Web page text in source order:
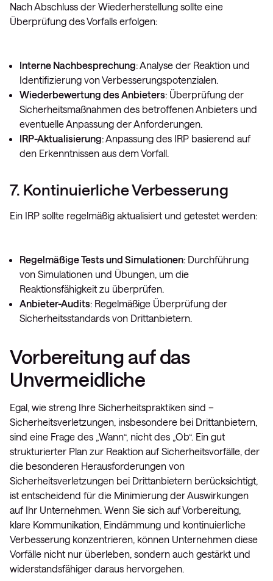
Nach Abschluss der Wiederherstellung sollte eine
Überprüfung des Vorfalls erfolgen:
Interne Nachbesprechung: Analyse der Reaktion und
Identifizierung von Verbesserungspotenzialen.
Wiederbewertung des Anbieters: Überprüfung der
Sicherheitsmaßnahmen des betroffenen Anbieters und
eventuelle Anpassung der Anforderungen.
IRP-Aktualisierung: Anpassung des IRP basierend auf
den Erkenntnissen aus dem Vorfall.
7. Kontinuierliche Verbesserung
Ein IRP sollte regelmäßig aktualisiert und getestet werden:
Regelmäßige Tests und Simulationen: Durchführung
von Simulationen und Übungen, um die
Reaktionsfähigkeit zu überprüfen.
Anbieter-Audits: Regelmäßige Überprüfung der
Sicherheitsstandards von Drittanbietern.
Vorbereitung auf das
Unvermeidliche
Egal, wie streng Ihre Sicherheitspraktiken sind –
Sicherheitsverletzungen, insbesondere bei Drittanbietern,
sind eine Frage des „Wann“, nicht des „Ob“. Ein gut
strukturierter Plan zur Reaktion auf Sicherheitsvorfälle, der
die besonderen Herausforderungen von
Sicherheitsverletzungen bei Drittanbietern berücksichtigt,
ist entscheidend für die Minimierung der Auswirkungen
auf Ihr Unternehmen. Wenn Sie sich auf Vorbereitung,
klare Kommunikation, Eindämmung und kontinuierliche
Verbesserung konzentrieren, können Unternehmen diese
Vorfälle nicht nur überleben, sondern auch gestärkt und
widerstandsfähiger daraus hervorgehen.